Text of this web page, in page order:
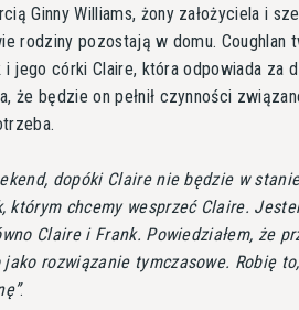
Ginny Williams, żony założyciela i
rodziny pozostają w domu. Coughlan
i jego córki Claire, która odpowiada za
że będzie on pełnił czynności
dopóki Claire nie będzie w
którym chcemy wesprzeć Claire.
Claire i Frank. Powiedziałem, że
rozwiązanie tymczasowe. Robię
.